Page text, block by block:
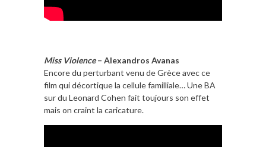
Miss Violence– Alexandros Avanas
Encore du perturbant venu de Grèce avec ce
film qui décortique la cellule familliale… Une BA
sur du Leonard Cohen fait toujours son effet
mais on craint la caricature.